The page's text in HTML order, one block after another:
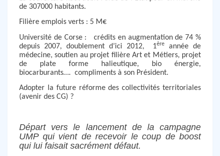
de 307000 habitants.
Filière emplois verts : 5 M€
Université de Corse :
crédits en augmentation de 74 %
depuis 2007, doublement d’ici 2012,
1ère
année de
médecine, soutien au projet filière Art et Métiers, projet
de plate forme halieutique, bio énergie,
biocarburants…. compliments à son Président.
Adopter la future réforme des collectivités territoriales
(avenir des CG) ?
Départ vers le lancement de la campagne
UMP qui vient de recevoir le coup de boost
qui lui faisait sacrément défaut.